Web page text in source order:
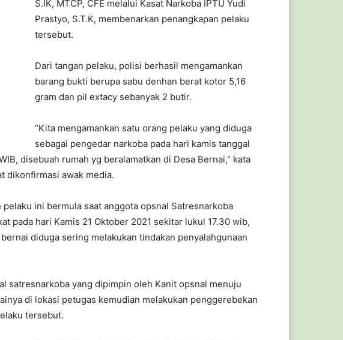
S.IK, MTCP, CFE melalui Kasat Narkoba IPTU Yudi
Prastyo, S.T.K, membenarkan penangkapan pelaku
tersebut.
Dari tangan pelaku, polisi berhasil mengamankan
barang bukti berupa sabu denhan berat kotor 5,16
gram dan pil extacy sebanyak 2 butir.
“Kita mengamankan satu orang pelaku yang diduga
sebagai pengedar narkoba pada hari kamis tanggal
disebuah rumah yg beralamatkan di Desa Bernai,” kata
dikonfirmasi awak media.
ini bermula saat anggota opsnal Satresnarkoba
pada hari Kamis 21 Oktober 2021 sekitar lukul 17.30 wib,
diduga sering melakukan tindakan penyalahgunaan
satresnarkoba yang dipimpin oleh Kanit opsnal menuju
di lokasi petugas kemudian melakukan penggerebekan
tersebut.